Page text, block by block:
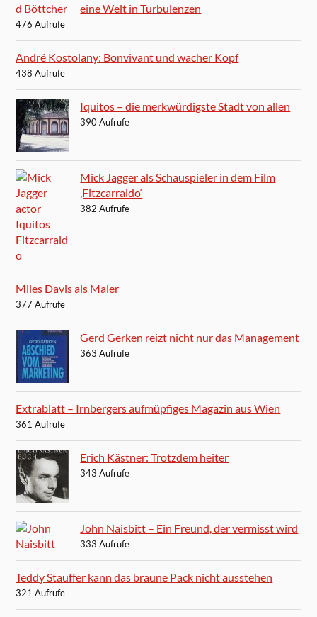
eine Welt in Turbulenzen
476 Aufrufe
André Kostolany: Bonvivant und wacher Kopf
438 Aufrufe
Iquitos – die merkwürdigste Stadt von allen
390 Aufrufe
Mick Jagger als Schauspieler in dem Film
‚Fitzcarraldo‘
382 Aufrufe
Miles Davis als Maler
377 Aufrufe
Gerd Gerken reizt nicht nur das Management
363 Aufrufe
Extrablatt – Irnbergers aufmüpfiges Magazin aus Wien
361 Aufrufe
Erich Kästner: Trotzdem heiter
343 Aufrufe
John Naisbitt – Ein Freund, der vermisst wird
333 Aufrufe
Teddy Stauffer kann das braune Pack nicht ausstehen
321 Aufrufe